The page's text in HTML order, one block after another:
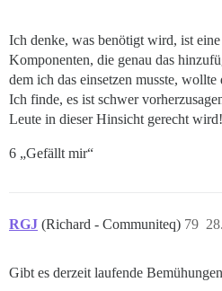
Ich denke, was benötigt wird, ist
Komponenten, die genau das
dem ich das einsetzen musste,
Ich finde, es ist schwer
Leute in dieser Hinsicht gerecht wird!
6 „Gefällt mir“
RGJ (Richard - Communiteq) 79
Gibt es derzeit laufende